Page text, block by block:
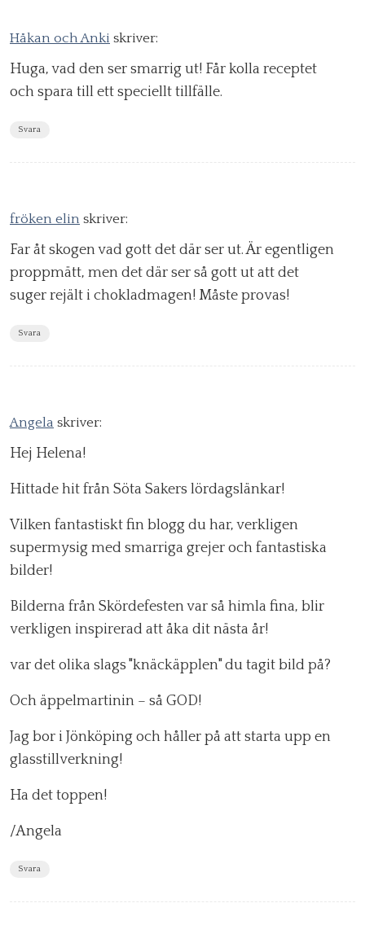
Håkan och Anki skriver:
Huga, vad den ser smarrig ut! Får kolla receptet
och spara till ett speciellt tillfälle.
Svara
fröken elin skriver:
Far åt skogen vad gott det där ser ut. Är egentligen
proppmätt, men det där ser så gott ut att det
suger rejält i chokladmagen! Måste provas!
Svara
Angela skriver:
Hej Helena!
Hittade hit från Söta Sakers lördagslänkar!
Vilken fantastiskt fin blogg du har, verkligen
supermysig med smarriga grejer och fantastiska
bilder!
Bilderna från Skördefesten var så himla fina, blir
verkligen inspirerad att åka dit nästa år!
var det olika slags "knäckäpplen" du tagit bild på?
Och äppelmartinin – så GOD!
Jag bor i Jönköping och håller på att starta upp en
glasstillverkning!
Ha det toppen!
/Angela
Svara